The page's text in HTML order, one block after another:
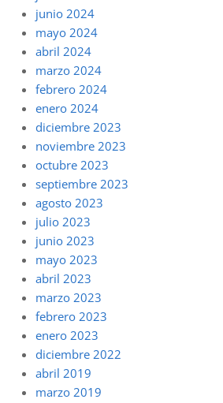
junio 2024
mayo 2024
abril 2024
marzo 2024
febrero 2024
enero 2024
diciembre 2023
noviembre 2023
octubre 2023
septiembre 2023
agosto 2023
julio 2023
junio 2023
mayo 2023
abril 2023
marzo 2023
febrero 2023
enero 2023
diciembre 2022
abril 2019
marzo 2019